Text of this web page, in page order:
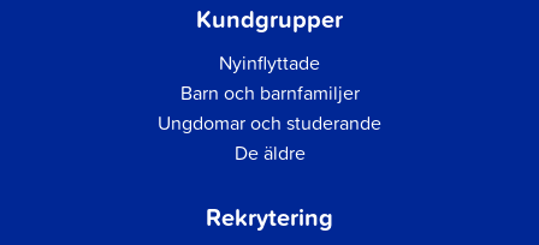
Kundgrupper
Nyinflyttade
Barn och barnfamiljer
Ungdomar och studerande
De äldre
Rekrytering